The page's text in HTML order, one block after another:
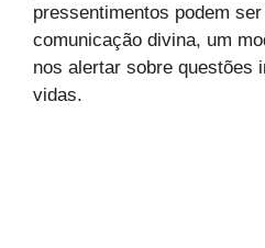
pressentimentos podem
comunicação divina, um
nos alertar sobre questões
vidas.